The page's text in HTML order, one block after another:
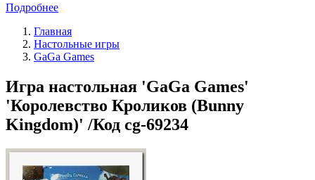
Подробнее
Главная
Настольные игры
GaGa Games
Игра настольная 'GaGa Games'
'Королевство Кроликов (Bunny
Kingdom)' /Код cg-69234